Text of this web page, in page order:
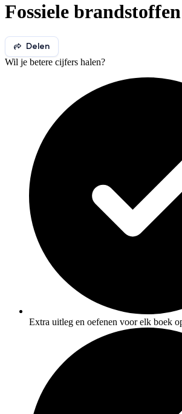
Fossiele brandstoffen
Delen
Wil je betere cijfers halen?
Extra uitleg en oefenen voor elk boek